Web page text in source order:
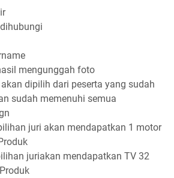
mengunggah foto
dipilih dari peserta yang sudah
sudah memenuhi semua
juri akan mendapatkan 1 motor
juriakan mendapatkan TV 32